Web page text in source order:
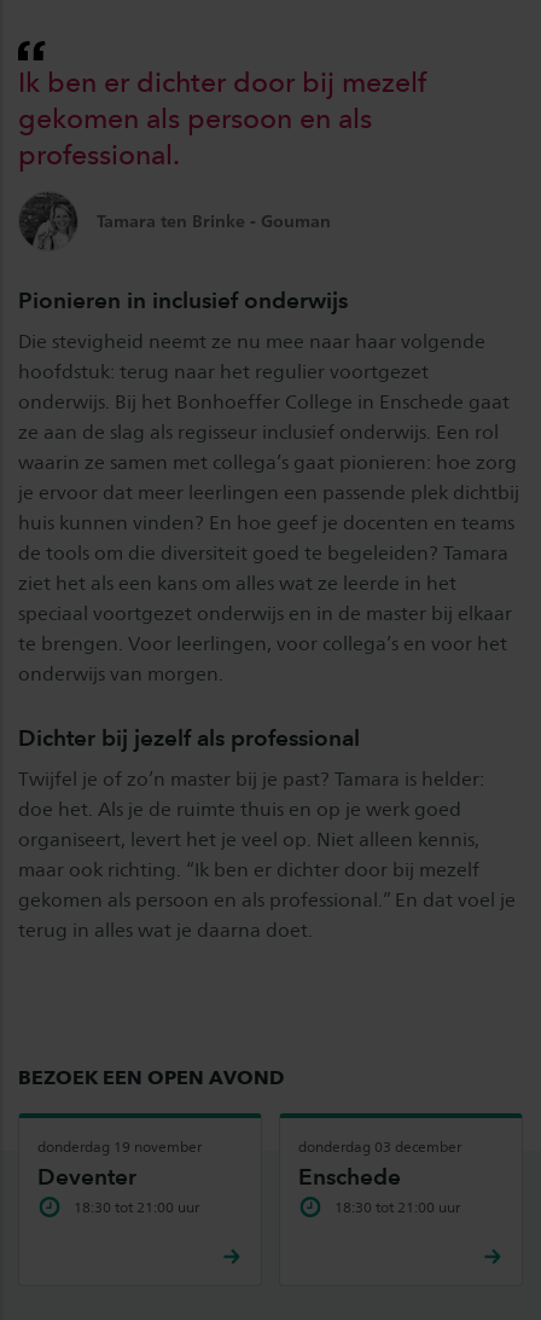
Ik ben er dichter door bij mezelf
gekomen als persoon en als
professional.
Tamara ten Brinke - Gouman
Pionieren in inclusief onderwijs
Die stevigheid neemt ze nu mee naar haar volgende
hoofdstuk: terug naar het regulier voortgezet
onderwijs. Bij het Bonhoeffer College in Enschede gaat
ze aan de slag als regisseur inclusief onderwijs. Een rol
waarin ze samen met collega’s gaat pionieren: hoe zorg
je ervoor dat meer leerlingen een passende plek dichtbij
huis kunnen vinden? En hoe geef je docenten en teams
de tools om die diversiteit goed te begeleiden? Tamara
ziet het als een kans om alles wat ze leerde in het
speciaal voortgezet onderwijs en in de master bij elkaar
te brengen. Voor leerlingen, voor collega’s en voor het
onderwijs van morgen.
Dichter bij jezelf als professional
Twijfel je of zo’n master bij je past? Tamara is helder:
doe het. Als je de ruimte thuis en op je werk goed
organiseert, levert het je veel op. Niet alleen kennis,
maar ook richting. “Ik ben er dichter door bij mezelf
gekomen als persoon en als professional.” En dat voel je
terug in alles wat je daarna doet.
BEZOEK EEN OPEN AVOND
donderdag 19 november
Deventer
18:30 tot 21:00 uur
donderdag 03 december
Enschede
18:30 tot 21:00 uur